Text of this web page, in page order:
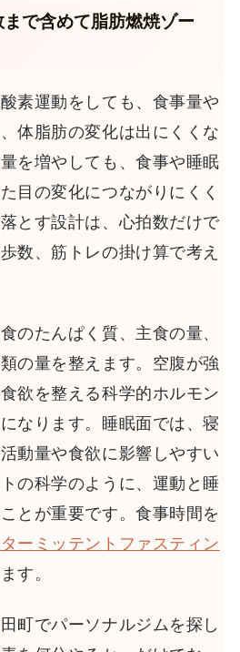
で含めて脂肪燃焼ゾー
素運動をしても、食事量や
体脂肪の変化は出にくくな
を増やしても、食事や睡眠
目の変化につながりにくく
とす設計は、心拍数だけで
数、筋トレの掛け算で考え
のたんぱく質、主食の量、
の量を整えます。空腹が強
欲を整える科学的ホルモン
なります。睡眠面では、寝
動量や食欲に影響しやすい
の科学のように、運動と睡
とが重要です。食事時間を
ーミッテントファスティン
す。
町でパーソナルジムを探し